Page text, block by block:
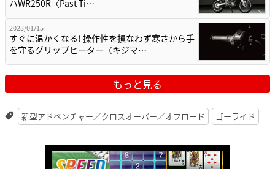
ハWR250R〈Past Ti…
2023/01/15
すぐに温かくなる! 操作性を損なわず寒さから手
を守るグリップヒーター〈キジマ…
もっと見る
新型アドベンチャー／クロスオーバー／オフロード ゴーライド